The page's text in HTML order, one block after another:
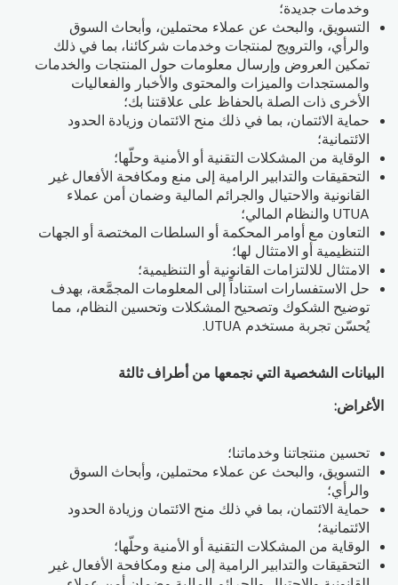
وخدمات جديدة؛
التسويق، والبحث عن عملاء محتملين، وأبحاث السوق
والرأي، والترويج لمنتجات وخدمات شركائنا، بما في ذلك
تمكين العروض وإرسال معلومات حول المنتجات والخدمات
والمستجدات والميزات والمحتوى والأخبار والفعاليات
الأخرى ذات الصلة بالحفاظ على علاقتنا بك؛
حماية الائتمان، بما في ذلك منح الائتمان وزيادة الحدود
الائتمانية؛
الوقاية من المشكلات التقنية أو الأمنية وحلّها؛
التحقيقات والتدابير الرامية إلى منع ومكافحة الأفعال غير
القانونية والاحتيال والجرائم المالية وضمان أمن عملاء
UTUA والنظام المالي؛
التعاون مع أوامر المحكمة أو السلطات المختصة أو الجهات
التنظيمية أو الامتثال لها؛
الامتثال للالتزامات القانونية أو التنظيمية؛
حل الاستفسارات استناداً إلى المعلومات المجمَّعة، بهدف
توضيح الشكوك وتصحيح المشكلات وتحسين النظام، مما
يُحسّن تجربة مستخدم UTUA.
البيانات الشخصية التي نجمعها من أطراف ثالثة
الأغراض:
تحسين منتجاتنا وخدماتنا؛
التسويق، والبحث عن عملاء محتملين، وأبحاث السوق
والرأي؛
حماية الائتمان، بما في ذلك منح الائتمان وزيادة الحدود
الائتمانية؛
الوقاية من المشكلات التقنية أو الأمنية وحلّها؛
التحقيقات والتدابير الرامية إلى منع ومكافحة الأفعال غير